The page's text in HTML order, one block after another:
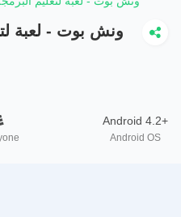
ونش بوت - لعبة
Android 4.2+
Android OS